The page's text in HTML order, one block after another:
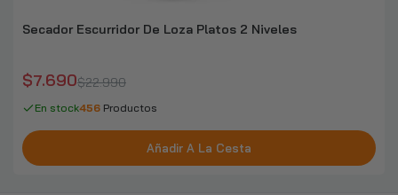
Secador Escurridor De Loza Platos 2 Niveles
$7.690$22.990
En stock456 Productos
Añadir A La Cesta